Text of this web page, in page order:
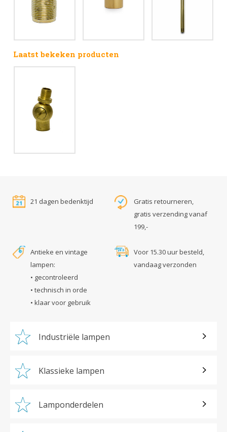
Laatst bekeken producten
21 dagen bedenktijd
Gratis retourneren,
gratis verzending vanaf
199,-
Antieke en vintage
lampen:
• gecontroleerd
• technisch in orde
• klaar voor gebruik
Voor 15.30 uur besteld,
vandaag verzonden
Industriële lampen
Klassieke lampen
Lamponderdelen